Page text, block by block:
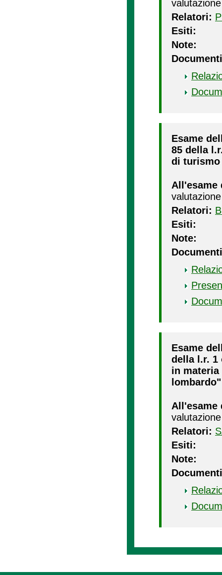
valutazione
Relatori:
Esiti:
Note:
Esame
85 della
di
All'esame
valutazione
Relatori:
Esiti:
Note:
Esame
della l.r. 1
in
lombardo"
All'esame
valutazione
Relatori:
Esiti:
Note: